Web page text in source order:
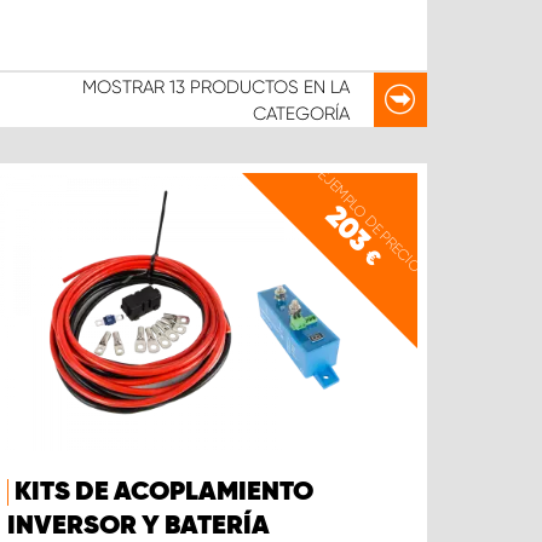
MOSTRAR 13 PRODUCTOS EN LA
CATEGORÍA
EJEMPLO DE PRECIO
203
€
KITS DE ACOPLAMIENTO
INVERSOR Y BATERÍA